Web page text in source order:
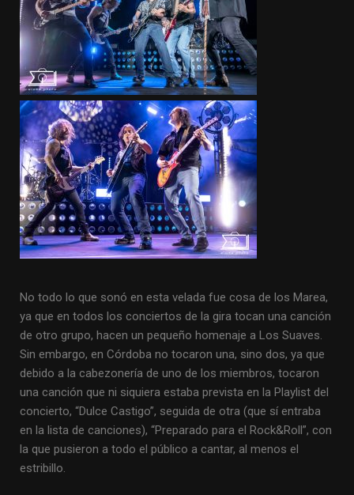
No todo lo que sonó en esta velada fue cosa de los Marea,
ya que en todos los conciertos de la gira tocan una canción
de otro grupo, hacen un pequeño homenaje a Los Suaves.
Sin embargo, en Córdoba no tocaron una, sino dos, ya que
debido a la cabezonería de uno de los miembros, tocaron
una canción que ni siquiera estaba prevista en la Playlist del
concierto, “Dulce Castigo”, seguida de otra (que sí entraba
en la lista de canciones), “Preparado para el Rock&Roll”, con
la que pusieron a todo el público a cantar, al menos el
estribillo.